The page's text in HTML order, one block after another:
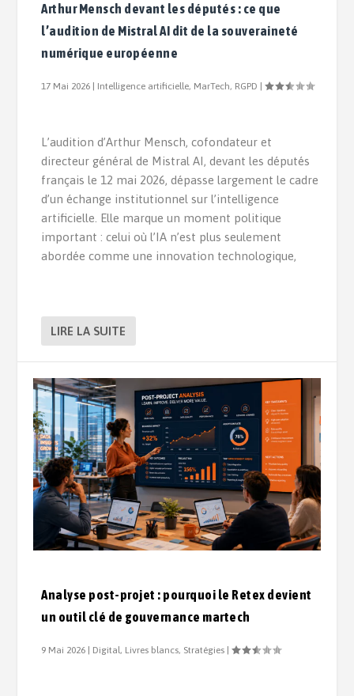
Arthur Mensch devant les députés : ce que
l’audition de Mistral AI dit de la souveraineté
numérique européenne
17 Mai 2026 Intelligence artificielle, MarTech, RGPD |
L’audition d’Arthur Mensch, cofondateur et
directeur général de Mistral AI, devant les députés
français le 12 mai 2026, dépasse largement le cadre
d’un échange institutionnel sur l’intelligence
artificielle. Elle marque un moment politique
important : celui où l’IA n’est plus seulement
abordée comme une innovation technologique,
LIRE LA SUITE
Analyse post-projet : pourquoi le Retex devient
un outil clé de gouvernance martech
9 Mai 2026 Digital, Livres blancs, Stratégies |